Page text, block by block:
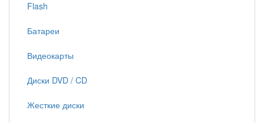
Flash
Батареи
Видеокарты
Диски DVD / CD
Жесткие диски